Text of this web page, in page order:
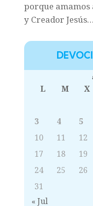
porque amamos
y Creador Jesús…
L M X
3
4 5
10
11 12
17
18 19
24
25 26
31
« Jul